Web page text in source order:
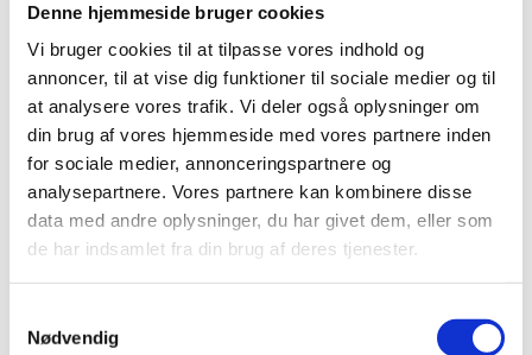
Denne hjemmeside bruger cookies
Vi bruger cookies til at tilpasse vores indhold og
annoncer, til at vise dig funktioner til sociale medier og til
at analysere vores trafik. Vi deler også oplysninger om
din brug af vores hjemmeside med vores partnere inden
for sociale medier, annonceringspartnere og
analysepartnere. Vores partnere kan kombinere disse
data med andre oplysninger, du har givet dem, eller som
de har indsamlet fra din brug af deres tjenester.
Nødvendig
Udenrigsministeriet har nu åbnet for ansøgninger til
statens midlertidige COVID-19
kompensationsordninger for hhv. løn og faste
omkostninger til institutioner, foreninger,
organisationer mm., der måtte modtage 50 pct. eller
mere i offentligt tilskud og som er i økonomisk krise
som følge af COVID-19. Her skal organisationer der
måtte modtage størstedelen af deres offentlige
tilskud fra Udenrigsministeriet søge.
Læs mere om ordningen for faste omkostninger og